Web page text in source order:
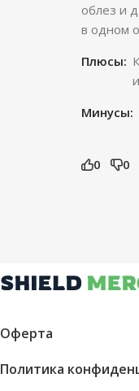
облез и
в одном
Плюсы:
Минусы:
0 0
Оферта
Политика